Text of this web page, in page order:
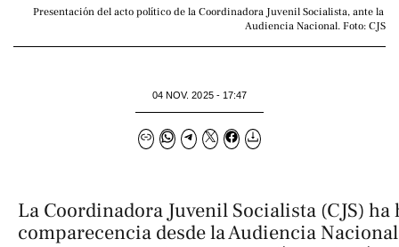
Presentación del acto político de la Coordinadora Juvenil Socialista, ante la
Audiencia Nacional. Foto: CJS
04 NOV. 2025 - 17:47
La Coordinadora Juvenil Socialista (CJS)
comparecencia desde la Audiencia